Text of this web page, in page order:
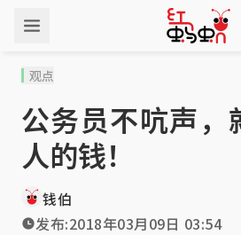
观点
公务员不吭声，
人的钱！
钱伯
发布:2018年03月09日 03:54